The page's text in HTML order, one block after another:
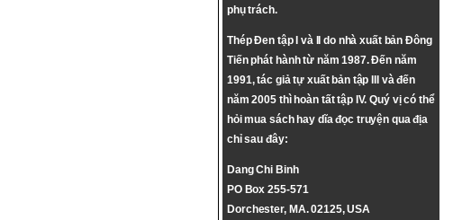
phụ trách.
Thép Đen tập I và II do nhà xuất bản Đông
Tiến phát hành từ năm 1987. Đến năm
1991, tác giả tự xuất bản tập III và đến
năm 2005 thì hoàn tất tập IV. Quý vị có thể
hỏi mua sách hay dĩa đọc truyện qua địa
chỉ sau đây:
Dang Chi Binh
PO Box 255-571
Dorchester, MA. 02125, USA